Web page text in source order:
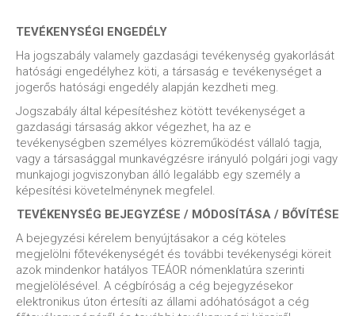
TEVÉKENYSÉGI ENGEDÉLY
Ha jogszabály valamely gazdasági tevékenység gyakorlását
hatósági engedélyhez köti, a társaság e tevékenységet a
jogerős hatósági engedély alapján kezdheti meg.
Jogszabály által képesítéshez kötött tevékenységet a
gazdasági társaság akkor végezhet, ha az e
tevékenységben személyes közreműködést vállaló tagja,
vagy a társasággal munkavégzésre irányuló polgári jogi vagy
munkajogi jogviszonyban álló legalább egy személy a
képesítési követelménynek megfelel.
TEVÉKENYSÉG BEJEGYZÉSE / MÓDOSÍTÁSA / BŐVÍTÉSE
A bejegyzési kérelem benyújtásakor a cég köteles
megjelölni főtevékenységét és további tevékenységi köreit
azok mindenkor hatályos TEÁOR nómenklatúra szerinti
megjelölésével. A cégbíróság a cég bejegyzésekor
elektronikus úton értesíti az állami adóhatóságot a cég